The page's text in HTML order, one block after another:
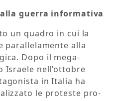
guerra informativa
un quadro in cui la
parallelamente alla
Dopo il mega-
Israele nell’ottobre
in Italia ha
le proteste pro-